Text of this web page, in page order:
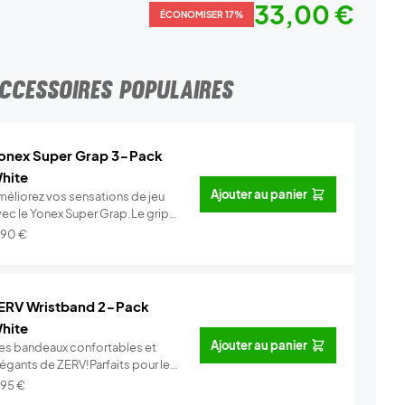
ÉCONOMISER 17% 33,00 €
POPULAIRES
Super Grap 3-Pack
vos sensations de jeu
le Yonex Super Grap.Le grip
Info
€
Ajouter au panier
Wristband 2-Pack
bandeaux confortables et
de ZERV!Parfaits pour le
Info
€
Ajouter au panier